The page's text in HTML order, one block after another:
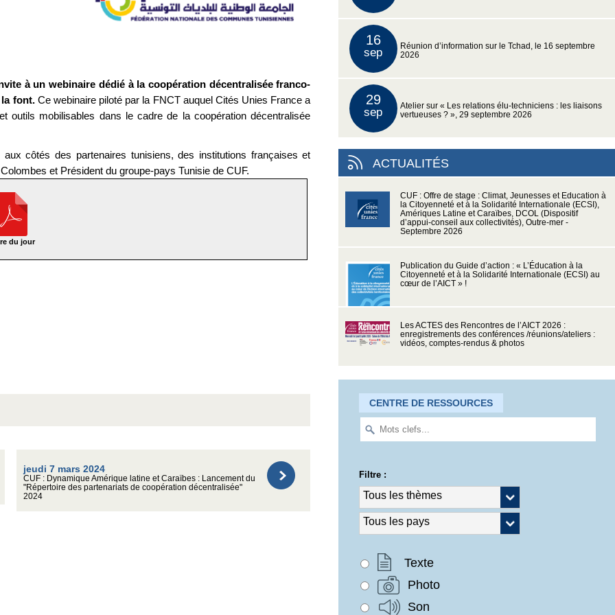
à un webinaire dédié à la coopération décentralisée franco-
font.Ce webinaire piloté par la FNCT auquel Cités Unies France a
outils mobilisables dans le cadre de la coopération décentralisée
côtés des partenaires tunisiens, des institutions françaises et
et Président du groupe-pays Tunisie de CUF.
du jour
jeudi 7 mars 2024
CUF : Dynamique Amérique latine et Caraïbes : Lancement du
"Répertoire des partenariats de coopération décentralisée"
2024
16
sep
Réunion d’information sur le Tchad, le 16 septembre
2026
29
sep
Atelier sur « Les relations élu-techniciens : les liaisons
vertueuses ? », 29 septembre 2026
ACTUALITÉS
CUF : Offre de stage : Climat, Jeunesses et Education à
la Citoyenneté et à la Solidarité Internationale (ECSI),
Amériques Latine et Caraïbes, DCOL (Dispositif
d’appui-conseil aux collectivités), Outre-mer -
Septembre 2026
Publication du Guide d’action : « L’Éducation à la
Citoyenneté et à la Solidarité Internationale (ECSI) au
cœur de l’AICT » !
Les ACTES des Rencontres de l’AICT 2026 :
enregistrements des conférences /réunions/ateliers :
vidéos, comptes-rendus & photos
CENTRE DE RESSOURCES
Filtre :
Texte
Photo
Son